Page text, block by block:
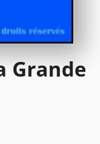
Grande